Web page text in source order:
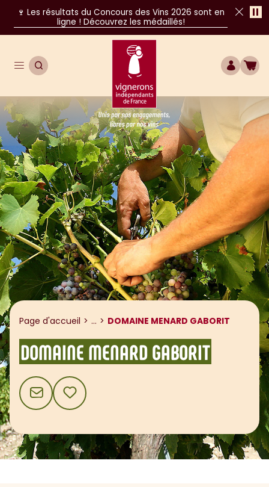
🍷 Les résultats du Concours des Vins 2026 sont en
ligne ! Découvrez les médaillés!
Ouvrir le menu de navigation
OUVRIR LA RECHERCHE
Unis par nos engagements, libres par
COMPTE
Page d'accueil ... Afficher le fil d'ariane
DOMAINE MENARD GABORIT
DOMAINE MENARD GABORIT
CONTACTAJOUTER AUX FAVORIS